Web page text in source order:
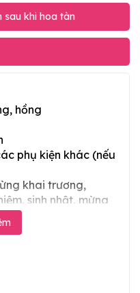
sau khi hoa tàn
hồng
phụ kiện khác (nếu
khai trương,
sinh nhật, mừng
ngày lễ tết trong